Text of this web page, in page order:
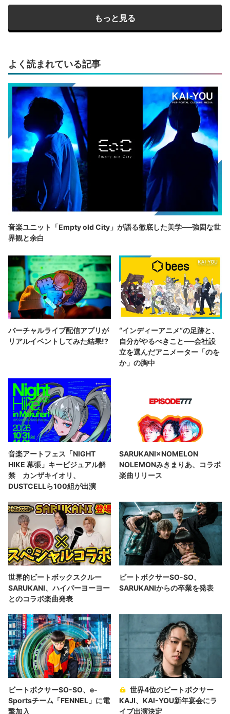
もっと見る
よく読まれている記事
音楽ユニット「Empty old City」が語る徹底した美学──強固な世
界観と余白
バーチャルライブ配信アプリが
リアルイベントしてみた結果!?
“インディーアニメ“の足跡と、
自分がやるべきこと──会社設
立を選んだアニメーター「のを
か」の胸中
音楽アートフェス「NIGHT
HIKE 幕張」キービジュアル解
禁 カンザキイオリ、
DUSTCELLら100組が出演
SARUKANI×NOMELON
NOLEMONみきまりあ、コラボ
楽曲リリース
世界的ビートボックスクルー
SARUKANI、ハイパーヨーヨー
とのコラボ楽曲発表
ビートボクサーSO-SO、
SARUKANIからの卒業を発表
ビートボクサーSO-SO、e-
Sportsチーム「FENNEL」に電
撃加入
世界4位のビートボクサー
KAJI、KAI-YOU新年宴会にラ
イブ出演決定